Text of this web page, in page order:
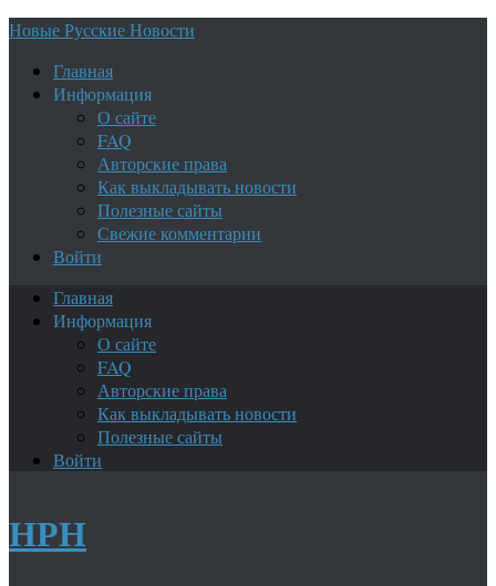
Новые Русские Новости
Главная
Информация
О сайте
FAQ
Авторские права
Как выкладывать новости
Полезные сайты
Свежие комментарии
Войти
Главная
Информация
О сайте
FAQ
Авторские права
Как выкладывать новости
Полезные сайты
Войти
НРН